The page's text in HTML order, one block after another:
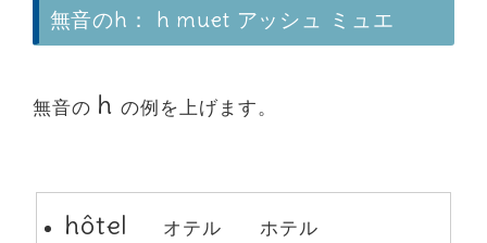
無音のh： h muet アッシュ ミュエ
無音の hの例を上げます。
hôtel オテル ホテル